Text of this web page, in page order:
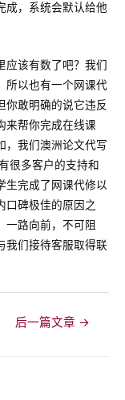
成，系统会默认给他
应该有数了吧？我们
所以也有一个网课代
你敢明确的说它违反
来帮你完成在线课
，我们澳洲论文代写
很多客户的支持和
生完成了网课代修以
口碑极佳的原因之
一路向前，不可阻
我们接待客服取得联
后一篇文章 →